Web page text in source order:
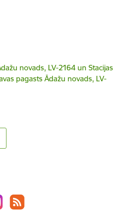
novads, LV-2164 un Stacijas
pagasts Ādažu novads, LV-